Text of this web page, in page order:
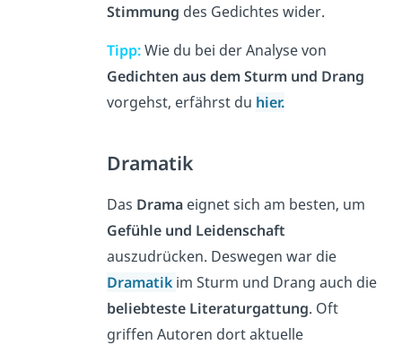
Stimmung des Gedichtes wider.
Tipp:Wie du bei der Analyse von
Gedichten aus dem Sturm und Drang
vorgehst, erfährst du hier.
Dramatik
Das Drama eignet sich am besten, um
Gefühle und Leidenschaft
auszudrücken. Deswegen war die
Dramatik im Sturm und Drang auch die
beliebteste Literaturgattung. Oft
griffen Autoren dort aktuelle